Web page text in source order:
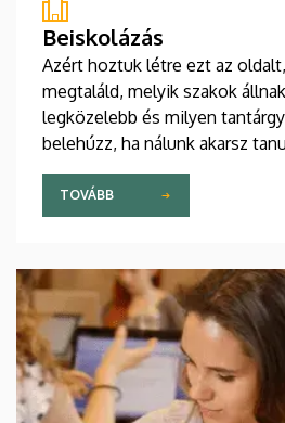
Beiskolázás
Azért hoztuk létre ezt az
megtaláld, melyik szakok
legközelebb és milyen
belehúzz, ha nálunk akarsz
TOVÁBB